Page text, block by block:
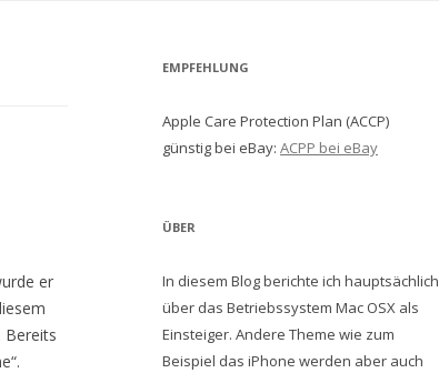
er
Bereits
EMPFEHLUNG
Apple Care Protection Plan (ACCP)
günstig bei eBay: ACPP bei eBay
ÜBER
In diesem Blog berichte ich hauptsächlich
über das Betriebssystem Mac OSX als
Einsteiger. Andere Theme wie zum
Beispiel das iPhone werden aber auch